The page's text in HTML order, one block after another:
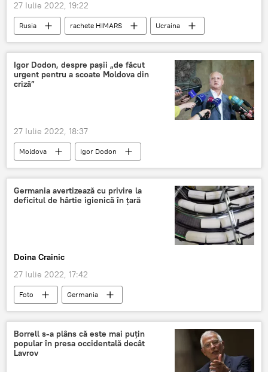
27 Iulie 2022, 19:22
Rusia rachete HIMARS Ucraina
Igor Dodon, despre pașii „de făcut
urgent pentru a scoate Moldova din
criză”
27 Iulie 2022, 18:37
Moldova Igor Dodon
Germania avertizează cu privire la
deficitul de hârtie igienică în ţară
Doina Crainic
27 Iulie 2022, 17:42
Foto Germania
Borrell s-a plâns că este mai puțin
popular în presa occidentală decât
Lavrov